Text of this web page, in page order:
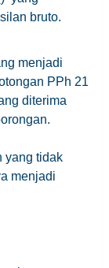
bruto.
menjadi
PPh 21
diterima
yang tidak
menjadi